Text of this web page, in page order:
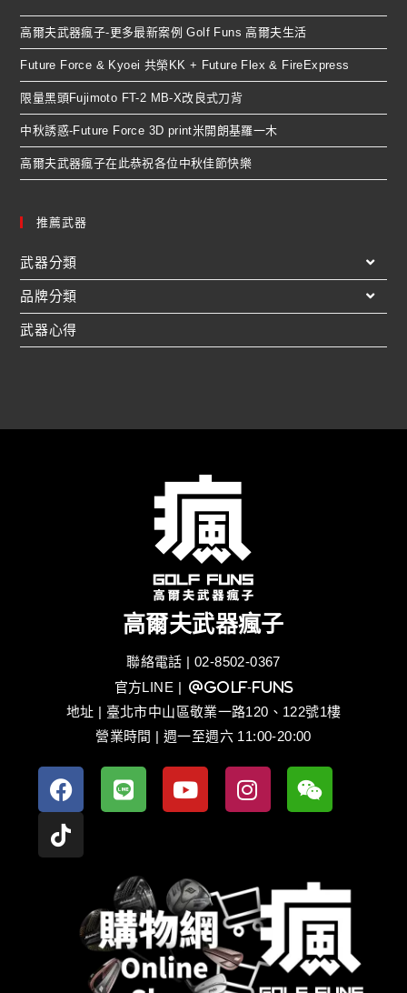
高爾夫武器瘋子-更多最新案例 Golf Funs 高爾夫生活
Future Force & Kyoei 共榮KK + Future Flex & FireExpress
限量黑頭Fujimoto FT-2 MB-X改良式刀背
中秋誘惑-Future Force 3D print米開朗基羅一木
高爾夫武器瘋子在此恭祝各位中秋佳節快樂
推薦武器
武器分類
品牌分類
武器心得
高爾夫武器瘋子
聯絡電話 | 02-8502-0367
官方LINE | @golf-funs
地址 | 臺北市中山區敬業一路120、122號1樓
營業時間 | 週一至週六 11:00-20:00